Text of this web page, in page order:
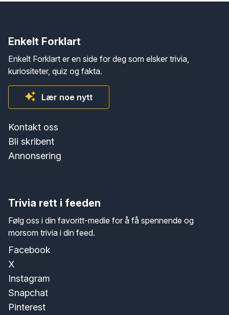
Enkelt Forklart
Enkelt Forklart er en side for deg som elsker trivia,
kuriositeter, quiz og fakta.
Lær noe nytt
Kontakt oss
Bli skribent
Annonsering
Trivia rett i feeden
Følg oss i din favoritt-medie for å få spennende og
morsom trivia i din feed.
Facebook
X
Instagram
Snapchat
Pinterest